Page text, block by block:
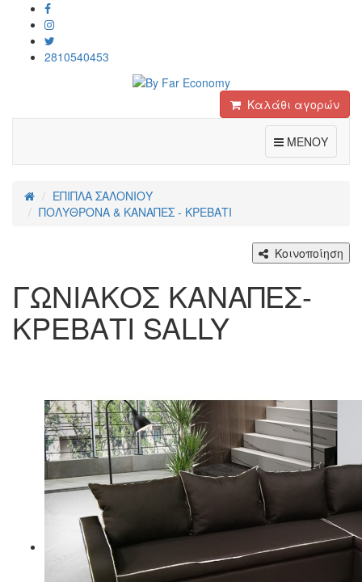
2810540453
Καλάθι αγορών
ΜΕΝΟΥ
ΕΠΙΠΛΑ ΣΑΛΟΝΙΟΥ
ΠΟΛΥΘΡΟΝΑ & ΚΑΝΑΠΕΣ - ΚΡΕΒΑΤΙ
Κοινοποίηση
ΓΩΝΙΑΚΟΣ ΚΑΝΑΠΕΣ-
ΚΡΕΒΑΤΙ SALLY